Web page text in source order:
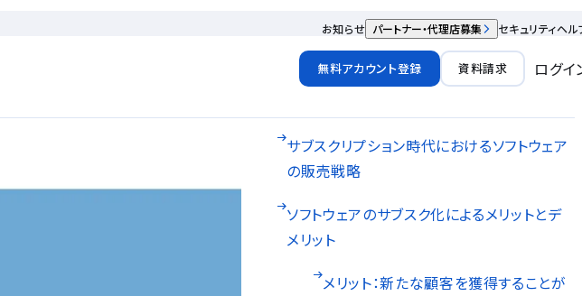
お知らせ パートナー・代理店募集 セキュリティヘル
無料アカウント登録 資料請求 ログイ
サブスクリプション時代におけるソフトウェア
の販売戦略
ソフトウェアのサブスク化によるメリットとデ
メリット
メリット：新たな顧客を獲得することが